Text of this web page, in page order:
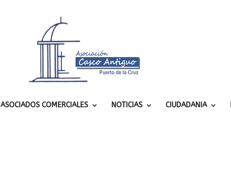
ASOCIADOS COMERCIALES NOTICIAS CIUDADANIA